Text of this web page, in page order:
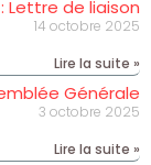
Lettre de liaison
14 octobre 2025
Lire la suite »
Générale
3 octobre 2025
Lire la suite »